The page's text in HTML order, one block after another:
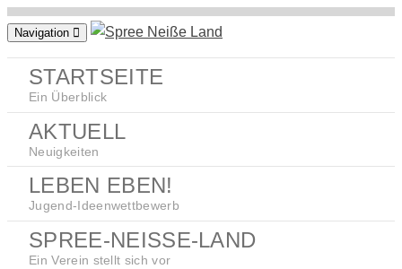
Zum
springen
Navigation
STARTSEITE
Ein Überblick
AKTUELL
Neuigkeiten
LEBEN EBEN!
Jugend-Ideenwettbewerb
SPREE-NEISSE-LAND
Ein Verein stellt sich vor